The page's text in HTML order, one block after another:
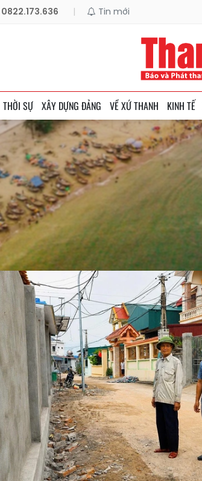
0822.173.636 | Tin mới
THỜI SỰ XÂY DỰNG ĐẢNG VỀ XỨ THANH KINH TẾ